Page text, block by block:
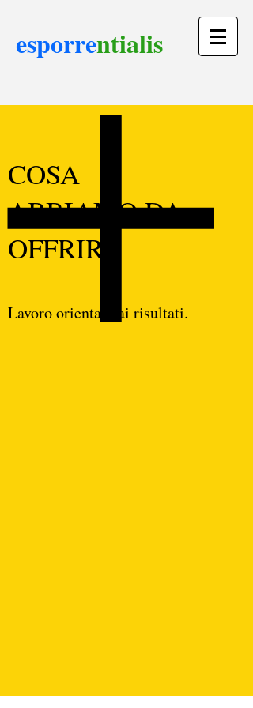
esporrentialis
COSA
ABBIAMO DA
OFFRIRE
Lavoro orientato ai risultati.